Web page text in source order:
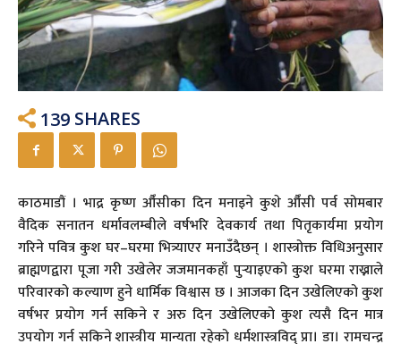
139 SHARES
काठमाडौं । भाद्र कृष्ण औँसीका दिन मनाइने कुशे औँसी पर्व सोमबार
वैदिक सनातन धर्मावलम्बीले वर्षभरि देवकार्य तथा पितृकार्यमा प्रयोग
गरिने पवित्र कुश घर–घरमा भित्र्याएर मनाउँदैछन् । शास्त्रोक्त विधिअनुसार
ब्राह्मणद्वारा पूजा गरी उखेलेर जजमानकहाँ पुर्‍याइएको कुश घरमा राख्नाले
परिवारको कल्याण हुने धार्मिक विश्वास छ । आजका दिन उखेलिएको कुश
वर्षभर प्रयोग गर्न सकिने र अरु दिन उखेलिएको कुश त्यसै दिन मात्र
उपयोग गर्न सकिने शास्त्रीय मान्यता रहेको धर्मशास्त्रविद् प्रा। डा। रामचन्द्र